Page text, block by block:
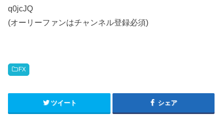
q0jcJQ
(オーリーファンはチャンネル登録必須)
FX
ツイート シェア